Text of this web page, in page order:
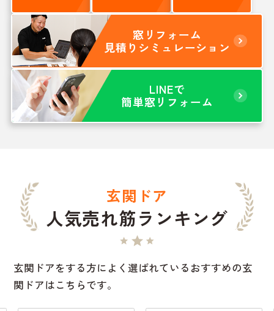
窓リフォーム
見積りシミュレーション
LINEで
簡単窓リフォーム
玄関ドア
人気売れ筋ランキング
玄関ドアをする方によく選ばれているおすすめの玄
関ドアはこちらです。